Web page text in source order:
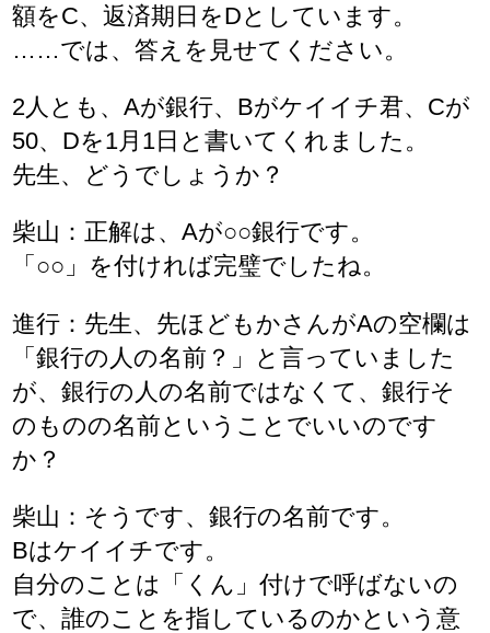
額をC、返済期日をDとしています。
……では、答えを見せてください。
2人とも、Aが銀行、Bがケイイチ君、Cが
50、Dを1月1日と書いてくれました。
先生、どうでしょうか？
柴山：正解は、Aが○○銀行です。
「○○」を付ければ完璧でしたね。
進行：先生、先ほどもかさんがAの空欄は
「銀行の人の名前？」と言っていました
が、銀行の人の名前ではなくて、銀行そ
のものの名前ということでいいのです
か？
柴山：そうです、銀行の名前です。
Bはケイイチです。
自分のことは「くん」付けで呼ばないの
で、誰のことを指しているのかという意